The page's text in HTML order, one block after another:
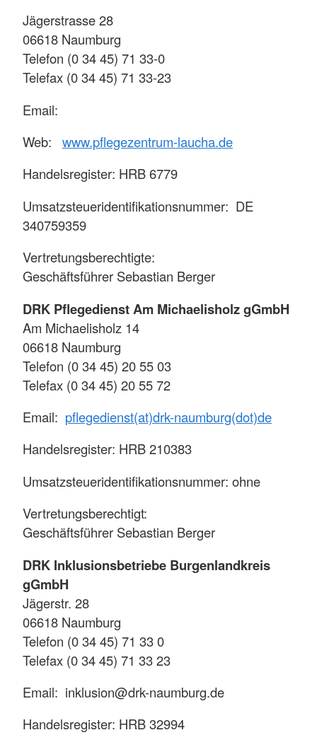
Jägerstrasse 28
06618 Naumburg
Telefon (0 34 45) 71 33-0
Telefax (0 34 45) 71 33-23
Email:
Web: www.pflegezentrum-laucha.de
Handelsregister: HRB 6779
Umsatzsteueridentifikationsnummer: DE
340759359
Vertretungsberechtigte:
Geschäftsführer Sebastian Berger
DRK Pflegedienst Am Michaelisholz gGmbH
Am Michaelisholz 14
06618 Naumburg
Telefon (0 34 45) 20 55 03
Telefax (0 34 45) 20 55 72
Email: pflegedienst(at)drk-naumburg(dot)de
Handelsregister: HRB 210383
Umsatzsteueridentifikationsnummer: ohne
Vertretungsberechtigt:
Geschäftsführer Sebastian Berger
DRK Inklusionsbetriebe Burgenlandkreis
gGmbH
Jägerstr. 28
06618 Naumburg
Telefon (0 34 45) 71 33 0
Telefax (0 34 45) 71 33 23
Email: inklusion@drk-naumburg.de
Handelsregister: HRB 32994